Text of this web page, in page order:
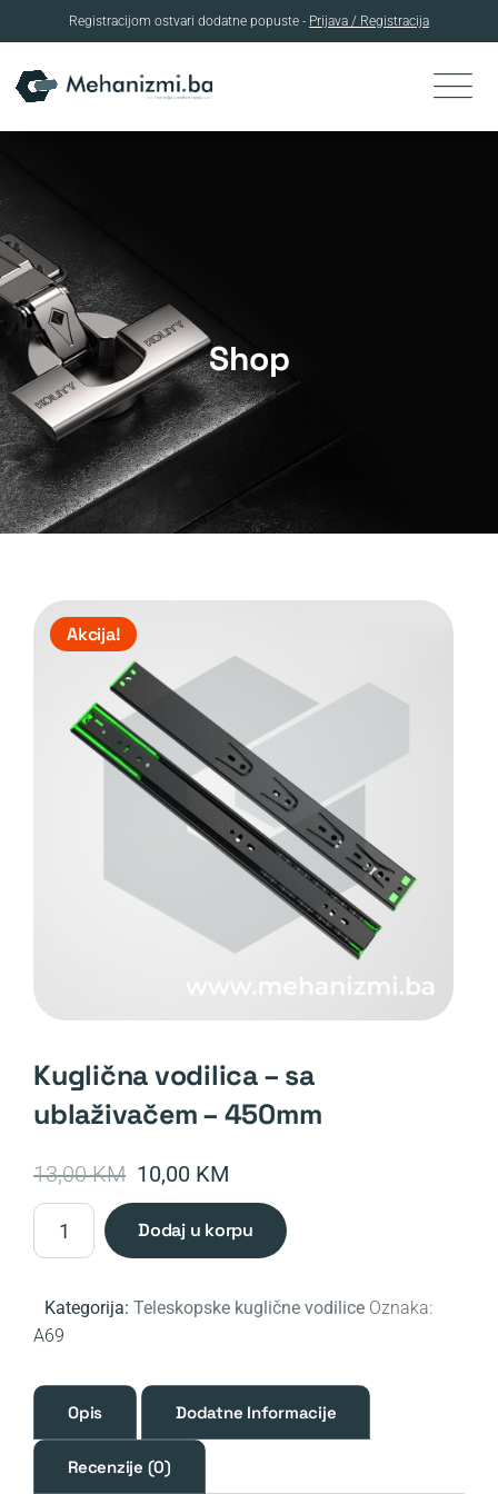
Skip
to
Registracijom ostvari dodatne popuste - Prijava / Registracija
Shop
Akcija!
kuglična vodilica – sa
ublaživačem – 450mm
13,00KM Original
price
was:
10,00 KM
price
is:
Kuglična
vodilica
Sa
ublaživačem
450mm
količina
dodaj u korpu
Kategorija: Teleskopske kuglične vodilice Oznaka:
A69
Opis Dodatne Informacije
Recenzije (0)